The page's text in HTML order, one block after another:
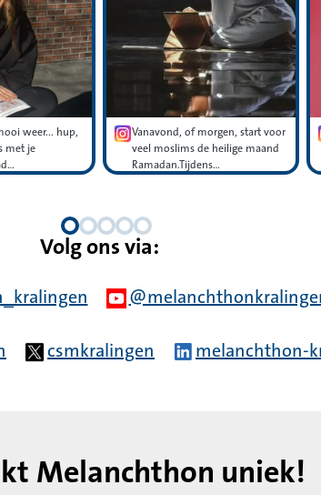
weer... hup,
met je
Vanavond, of morgen, start voor
veel moslims de heilige maand
Ramadan.Tijdens…
Volg ons via:
van Kralingen.YT icon pagina van
pagina van Kralingen.
X MK pagina van Kralingen.
csmkralingen Icone Linked In
melanchthon-
Melanchthon uniek!